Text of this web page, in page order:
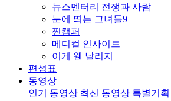
뉴스멘터리 전쟁과 사람
눈에 띄는 그녀들9
찐캠퍼
메디컬 인사이트
이게 웬 날리지
편성표
동영상
인기 동영상 최신 동영상 특별기획